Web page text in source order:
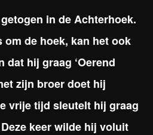
in de Achterhoek.
om de hoek, kan het ook
dat hij graag ‘Oerend
zijn broer doet hij
vrije tijd sleutelt hij graag
keer wilde hij voluit